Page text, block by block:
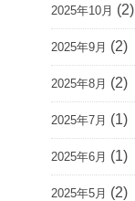
2025年10月 (2)
2025年9月 (2)
2025年8月 (2)
2025年7月 (1)
2025年6月 (1)
2025年5月 (2)